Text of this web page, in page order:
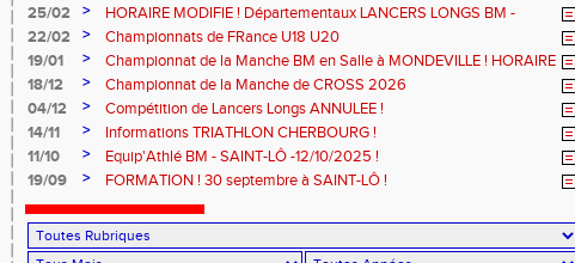
25/02
>
HORAIRE MODIFIE ! Départementaux LANCERS LONGS BM -
Samedi 7 mars à SAINT-JAMES
22/02 >
Championnats de FRance U18 U20
19/01
>
Championnat de la Manche BM en Salle à MONDEVILLE ! HORAIRE
MODIFIE !
18/12 >
Championnat de la Manche de CROSS 2026
04/12
>
Compétition de Lancers Longs ANNULEE !
14/11
>
Informations TRIATHLON CHERBOURG !
11/10
>
Equip'Athlé BM - SAINT-LÔ -12/10/2025 !
19/09
> FORMATION ! 30 septembre à SAINT-LÔ !